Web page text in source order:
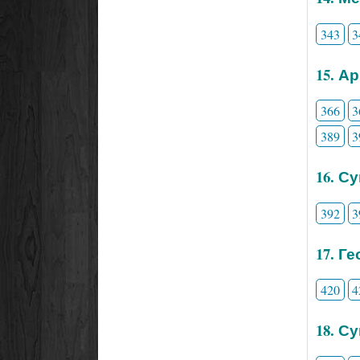
343
15.
366
389
16.
392
17.
420
18.